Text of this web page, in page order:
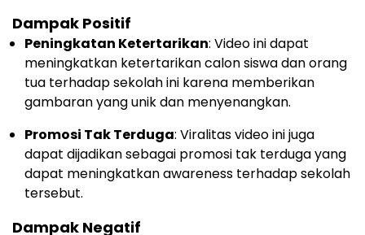
Dampak Positif
Peningkatan Ketertarikan: Video ini dapat
meningkatkan ketertarikan calon siswa dan orang
tua terhadap sekolah ini karena memberikan
gambaran yang unik dan menyenangkan.
Promosi Tak Terduga: Viralitas video ini juga
dapat dijadikan sebagai promosi tak terduga yang
dapat meningkatkan awareness terhadap sekolah
tersebut.
Dampak Negatif